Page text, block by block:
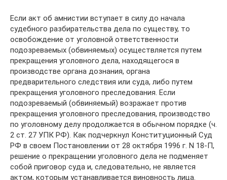
Если акт об амнистии вступает в силу до начала
судебного разбирательства дела по существу, то
освобождение от уголовной ответственности
подозреваемых (обвиняемых) осуществляется путем
прекращения уголовного дела, находящегося в
производстве органа дознания, органа
предварительного следствия или суда, либо путем
прекращения уголовного преследования. Если
подозреваемый (обвиняемый) возражает против
прекращения уголовного преследования, производство
по уголовному делу продолжается в обычном порядке (ч.
2 ст. 27 УПК РФ). Как подчеркнул Конституционный Суд
РФ в своем Постановлении от 28 октября 1996 г. N 18-П,
решение о прекращении уголовного дела не подменяет
собой приговор суда и, следовательно, не является
актом, которым устанавливается виновность лица.